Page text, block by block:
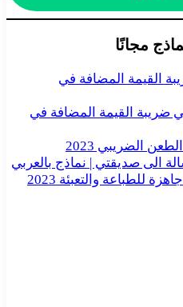
مجانًا
القيمة المضافة في
ضريبة القيمة المضافة في
الضريبي 2023
للطباعة والتعبئة 2023